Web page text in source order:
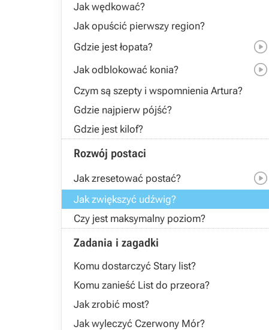
Jak wędkować?
Jak opuścić pierwszy region?
Gdzie jest łopata?

Jak odblokować konia? 
Czym są szepty i wspomnienia Artura?
Gdzie najpierw pójść?
Gdzie jest kilof?
Rozwój postaci
Jak zresetować postać? 
Jak zwiększyć udźwig?
Czy jest maksymalny poziom?
Zadania i zagadki
Komu dostarczyć Stary list?
Komu zanieść List do przeora?
Jak zrobić most?
Jak wyleczyć Czerwony Mór?